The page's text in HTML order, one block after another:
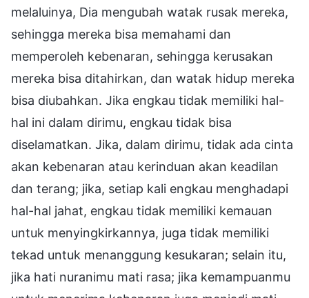
melaluinya, Dia mengubah watak rusak mereka,
sehingga mereka bisa memahami dan
memperoleh kebenaran, sehingga kerusakan
mereka bisa ditahirkan, dan watak hidup mereka
bisa diubahkan. Jika engkau tidak memiliki hal-
hal ini dalam dirimu, engkau tidak bisa
diselamatkan. Jika, dalam dirimu, tidak ada cinta
akan kebenaran atau kerinduan akan keadilan
dan terang; jika, setiap kali engkau menghadapi
hal-hal jahat, engkau tidak memiliki kemauan
untuk menyingkirkannya, juga tidak memiliki
tekad untuk menanggung kesukaran; selain itu,
jika hati nuranimu mati rasa; jika kemampuanmu